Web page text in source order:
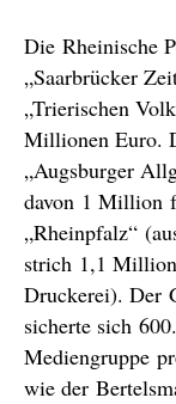
Die Rheinische
„Saarbrücker
„Trierischen
Millionen Euro.
„Augsburger
davon 1 Million
„Rheinpfalz“
strich 1,1
Druckerei). Der
sicherte sich
Mediengruppe
wie der